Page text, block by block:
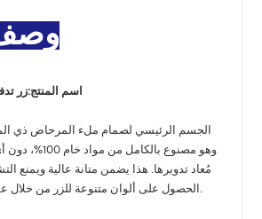
وصف
اسم المنتج:زر
الجسم الرئيسي لصمام ملء المرحاض ذي
مُعاد تدويرها. هذا يضمن متانة عالية ويمنع